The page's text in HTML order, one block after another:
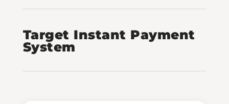
Target Instant Payment
System